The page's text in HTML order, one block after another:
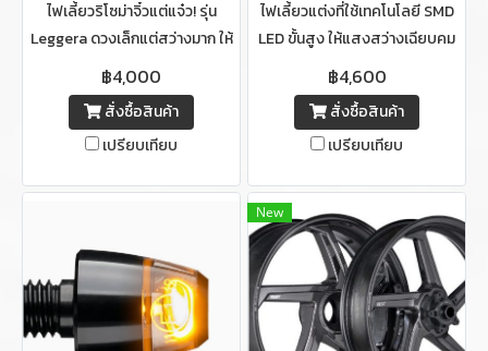
ไฟเลี้ยวริโซม่าจิ๋วแต่แจ๋ว! รุ่น
Leggera ดวงเล็กแต่สว่างมาก ให้
ลุคสปอร์ตยิ่งกว่าเดิม สว่างคม
ชัดระดับโปร
฿4,000
สั่งซื้อสินค้า
เปรียบเทียบ
ไฟเลี้ยวแต่งที่ใช้เทคโนโลยี SMD
LED ขั้นสูง ให้แสงสว่างเฉียบคม
มองเห็นได้ชัดแม้เวลากลางวันและ
ให้เอฟเฟกต์ไฟวิ่งที่ไหลลื่นไร้ที่ติ
฿4,600
สั่งซื้อสินค้า
เปรียบเทียบ
New